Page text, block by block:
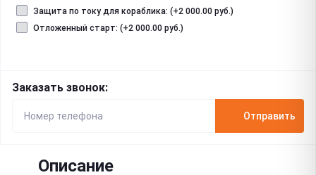
Защита по току для кораблика: (+2 000.00 руб.)
Отложенный старт: (+2 000.00 руб.)
Заказать звонок:
Отправить
Описание